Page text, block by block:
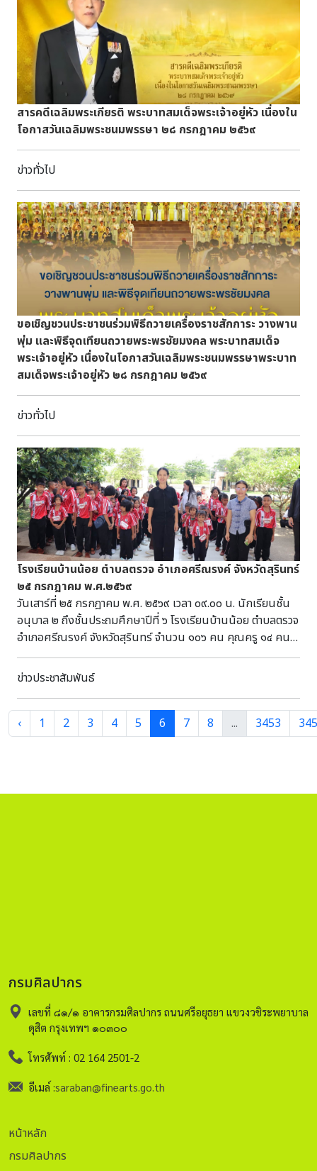
ถวายพระพรชัยมงคล เนื่องในวันเฉลิมพระชนมพรรษา พระบาท
สมเด็จพระปรเมนทรรามาธิบดีศรีสินทรมหาวชิราลงกรณ พระวชิร
เกล้าเจ้าอยู่หัว ๒๘ กรกฎาคม ๒๕๖๙ ณ อาคารศาลา
เฉลิมพระเกียรติ สมเด็จพระเจ้าตากสินมหาราช อำเภอเมือง
จันทบุรี โดยมีนายมนต์สิทธิ์ ไพศาลธนวัฒน์ ผู้ว่าราชการจังหวัด
จันทบุรี เป็นประธานในพิธี
สารคดีเฉลิมพระเกียรติ พระบาทสมเด็จพระเจ้าอยู่หัว เนื่องใน
โอกาสวันเฉลิมพระชนมพรรษา ๒๘ กรกฎาคม ๒๕๖๙
ข่าวทั่วไป
ขอเชิญชวนประชาชนร่วมพิธีถวายเครื่องราชสักการะ วางพาน
พุ่ม และพิธีจุดเทียนถวายพระพรชัยมงคล พระบาทสมเด็จ
พระเจ้าอยู่หัว เนื่องในโอกาสวันเฉลิมพระชนมพรรษาพระบาท
สมเด็จพระเจ้าอยู่หัว ๒๘ กรกฎาคม ๒๕๖๙
ข่าวทั่วไป
โรงเรียนบ้านน้อย ตำบลตรวจ อำเภอศรีณรงค์ จังหวัดสุรินทร์
๒๕ กรกฎาคม พ.ศ.๒๕๖๙
วันเสาร์ที่ ๒๕ กรกฎาคม พ.ศ. ๒๕๖๙ เวลา ๐๙.๐๐ น. นักเรียนชั้น
อนุบาล ๒ ถึงชั้นประถมศึกษาปีที่ ๖ โรงเรียนบ้านน้อย ตำบลตรวจ
อำเภอศรีณรงค์ จังหวัดสุรินทร์ จำนวน ๑๐๖ คน คุณครู ๑๔ คน
เข้าเยี่ยมชมพิพิธภัณฑสถานแห่งชาติ สุรินทร์ โดยมีนางถนอม
หลวงกลาง นางสาวอภิญญา สุขใหญ่ พนักงานประจำพิพิธภัณฑ์
ข่าวประชาสัมพันธ์
‹ 1 2 3 4 5 6 7 8 ... 3453
กรมศิลปากร
เลขที่ ๘๑/๑ อาคารกรมศิลปากร ถนนศรีอยุธยา แขวงวชิระพยาบาล
ดุสิต กรุงเทพฯ ๑๐๓๐๐
โทรศัพท์ : 02 164 2501-2
อีเมล์ :saraban@finearts.go.th
หน้าหลัก
กรมศิลปากร